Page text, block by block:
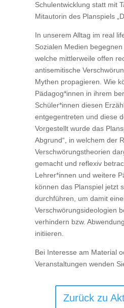
Schulentwicklung statt mit
Mitautorin des Planspiels
In unserem Alltag im real
Sozialen Medien begegnen
welche mittlerweile offen
antisemitische
Mythen propagieren. Wie
Pädagog*innen in ihrem
Schüler*innen diesen
entgegentreten und diese
Vorgestellt wurde das
Abgrund“, in welchem der
Verschwörungstheorien
gemacht und reflexiv
Lehrer*innen und weitere
können das Planspiel jetzt
durchführen, um damit
Verschwörungsideologien
verhindern bzw.
initiieren.
Bei Interesse am Material
Veranstaltungen wenden
Zurück zu